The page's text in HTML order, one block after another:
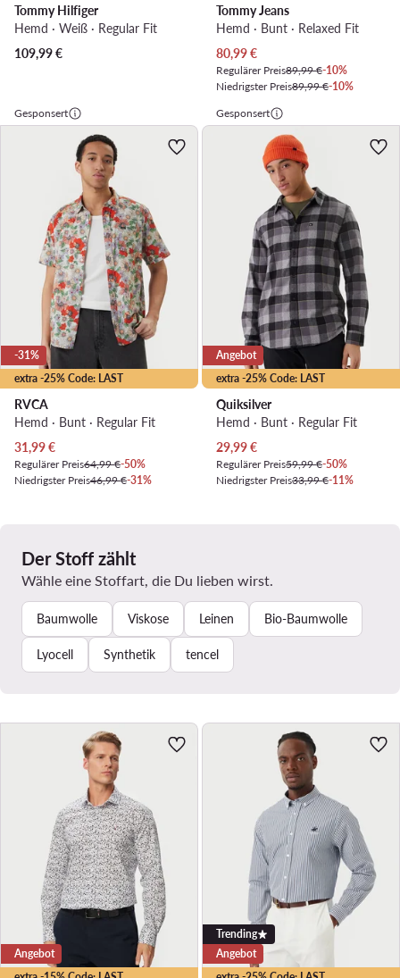
Tommy Hilfiger
Hemd · Weiß · Regular Fit
109,99€
Tommy Jeans
Hemd · Bunt · Relaxed Fit
Aktueller Preis
80,99€
Regulärer Preis89,99 €-10%
Niedrigster Preis89,99 €-10%
Gesponsert
extra -25% Code: LAST
-31%
RVCA
Hemd · Bunt · Regular Fit
Aktueller Preis
31,99€
Regulärer Preis64,99 €-50%
Niedrigster Preis46,99 €-31%
Gesponsert
extra -25% Code: LAST
Angebot
Quiksilver
Hemd · Bunt · Regular Fit
Aktueller Preis
29,99€
Regulärer Preis59,99 €-50%
Niedrigster Preis33,99 €-11%
Der Stoff zählt
Wähle eine Stoffart, die Du lieben wirst.
Baumwolle Viskose Leinen Bio-Baumwolle
Lyocell Synthetik tencel
Angebot
Trending
Angebot